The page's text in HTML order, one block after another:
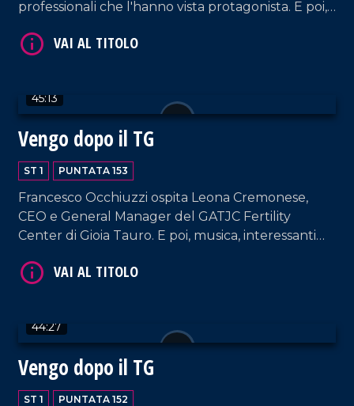
professionali che l'hanno vista protagonista. E poi,
suo chitarrista Tani Lo Schiavo) racconta la sua
Stella".
45:13
Vengo dopo il TG
ST 1 PUNTATA 153
Francesco Occhiuzzi ospita Leona Cremonese,
CEO e General Manager del GATJC Fertility
Center di Gioia Tauro. E poi, musica, interessanti
44:27
Vengo dopo il TG
ST 1 PUNTATA 152
VAI AL TITOLO